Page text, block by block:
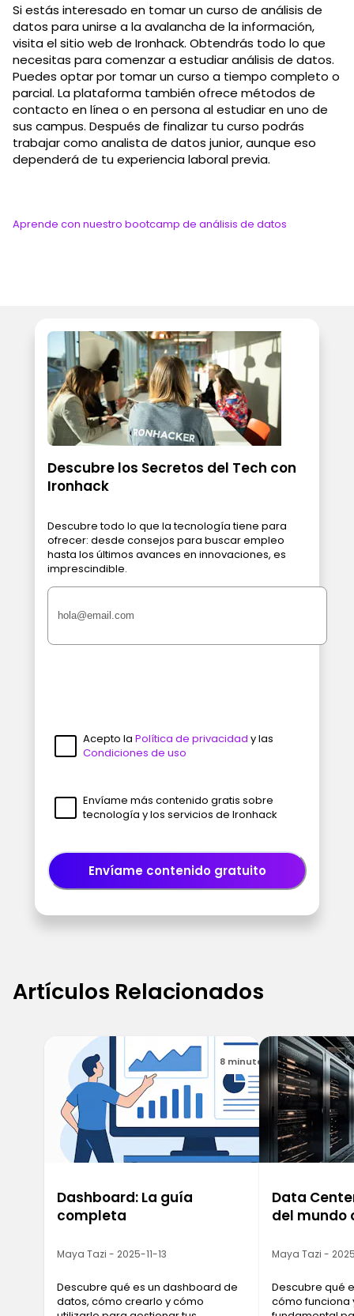
Si estás interesado en tomar un curso de análisis de
datos para unirse a la avalancha de la información,
visita el sitio web de Ironhack. Obtendrás todo lo que
necesitas para comenzar a estudiar análisis de datos.
Puedes optar por tomar un curso a tiempo completo o
parcial. La plataforma también ofrece métodos de
contacto en línea o en persona al estudiar en uno de
sus campus. Después de finalizar tu curso podrás
trabajar como analista de datos junior, aunque eso
dependerá de tu experiencia laboral previa.
Aprende con nuestro bootcamp de análisis de datos
Descubre los Secretos del Tech con
Ironhack
Descubre todo lo que la tecnología tiene para
ofrecer: desde consejos para buscar empleo
hasta los últimos avances en innovaciones, es
imprescindible.
Acepto la Política de privacidad y las
Condiciones de uso
Envíame más contenido gratis sobre
tecnología y los servicios de Ironhack
Envíame contenido gratuito
Artículos Relacionados
8 minutes
Dashboard: La guía
completa
Maya Tazi - 2025-11-13
Descubre qué es un dashboard de
datos, cómo crearlo y cómo
Data
del mundo
Maya Tazi -
Descubre qué
cómo funciona